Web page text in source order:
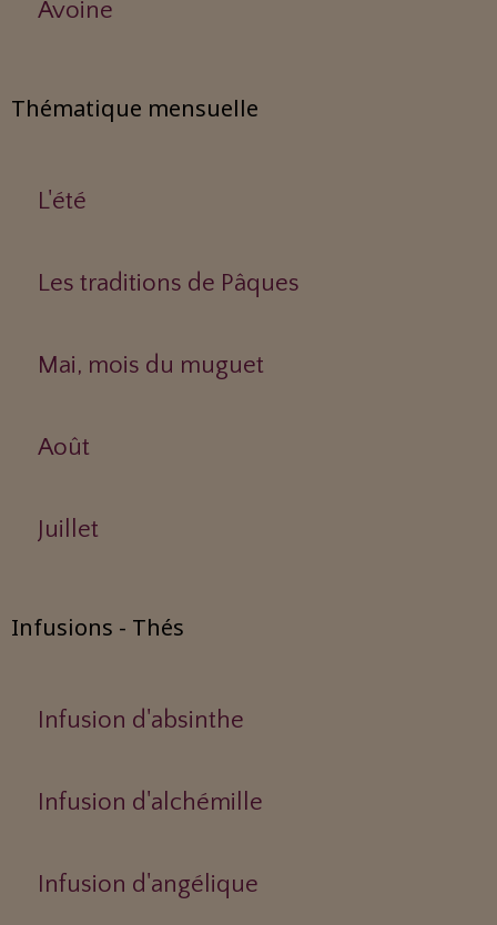
Avoine
Thématique mensuelle
L'été
Les traditions de Pâques
Mai, mois du muguet
Août
Juillet
Infusions - Thés
Infusion d'absinthe
Infusion d'alchémille
Infusion d'angélique